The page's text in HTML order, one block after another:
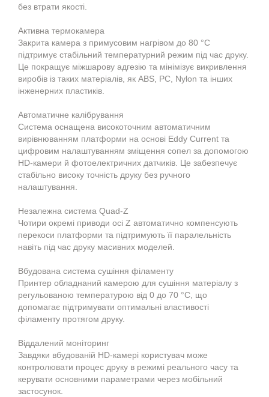
без втрати якості.
Активна термокамера
Закрита камера з примусовим нагрівом до 80 °C
підтримує стабільний температурний режим під час друку.
Це покращує міжшарову адгезію та мінімізує викривлення
виробів із таких матеріалів, як ABS, PC, Nylon та інших
інженерних пластиків.
Автоматичне калібрування
Система оснащена високоточним автоматичним
вирівнюванням платформи на основі Eddy Current та
цифровим налаштуванням зміщення сопел за допомогою
HD-камери й фотоелектричних датчиків. Це забезпечує
стабільно високу точність друку без ручного
налаштування.
Незалежна система Quad-Z
Чотири окремі приводи осі Z автоматично компенсують
перекоси платформи та підтримують її паралельність
навіть під час друку масивних моделей.
Вбудована система сушіння філаменту
Принтер обладнаний камерою для сушіння матеріалу з
регульованою температурою від 0 до 70 °C, що
допомагає підтримувати оптимальні властивості
філаменту протягом друку.
Віддалений моніторинг
Завдяки вбудованій HD-камері користувач може
контролювати процес друку в режимі реального часу та
керувати основними параметрами через мобільний
застосунок.